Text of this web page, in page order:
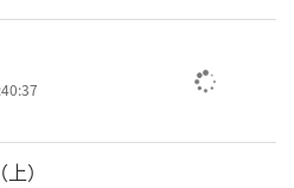
）